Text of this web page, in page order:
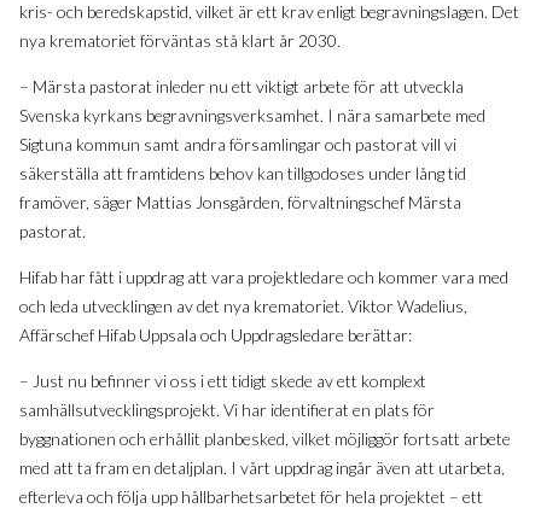
kris- och beredskapstid, vilket är ett krav enligt begravningslagen. Det
nya krematoriet förväntas stå klart år 2030.
– Märsta pastorat inleder nu ett viktigt arbete för att utveckla
Svenska kyrkans begravningsverksamhet. I nära samarbete med
Sigtuna kommun samt andra församlingar och pastorat vill vi
säkerställa att framtidens behov kan tillgodoses under lång tid
framöver, säger Mattias Jonsgården, förvaltningschef Märsta
pastorat.
Hifab har fått i uppdrag att vara projektledare och kommer vara med
och leda utvecklingen av det nya krematoriet. Viktor Wadelius,
Affärschef Hifab Uppsala och Uppdragsledare berättar:
– Just nu befinner vi oss i ett tidigt skede av ett komplext
samhällsutvecklingsprojekt. Vi har identifierat en plats för
byggnationen och erhållit planbesked, vilket möjliggör fortsatt arbete
med att ta fram en detaljplan. I vårt uppdrag ingår även att utarbeta,
efterleva och följa upp hållbarhetsarbetet för hela projektet – ett